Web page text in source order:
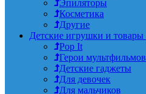
Эпиляторы
Косметика
Другие
Детские игрушки и товары
Pop It
Герои мультфильмов
Детские гаджеты
Для девочек
Для мальчиков